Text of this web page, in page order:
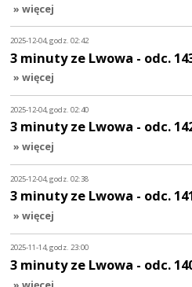
» więcej
2025-12-04, godz. 02:42
3 minuty ze Lwowa - odc.
» więcej
2025-12-04, godz. 02:40
3 minuty ze Lwowa - odc.
» więcej
2025-12-04, godz. 02:38
3 minuty ze Lwowa - odc.
» więcej
2025-11-14, godz. 23:00
3 minuty ze Lwowa - odc.